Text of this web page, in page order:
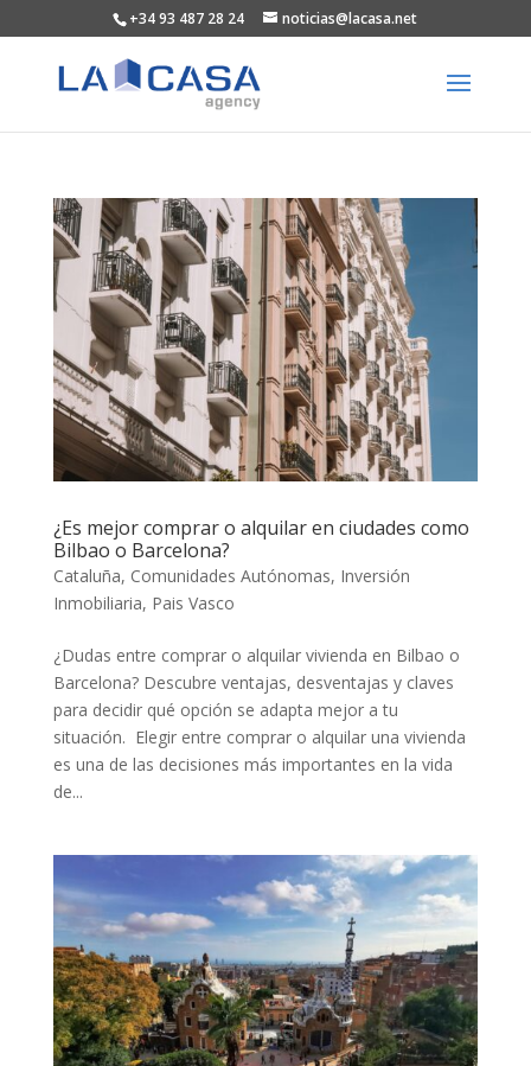
+34 93 487 28 24 noticias@lacasa.net
¿Es mejor comprar o alquilar en ciudades como
Bilbao o Barcelona?
Cataluña, Comunidades Autónomas, Inversión
Inmobiliaria, Pais Vasco
¿Dudas entre comprar o alquilar vivienda en Bilbao o
Barcelona? Descubre ventajas, desventajas y claves
para decidir qué opción se adapta mejor a tu
situación. Elegir entre comprar o alquilar una vivienda
es una de las decisiones más importantes en la vida
de...